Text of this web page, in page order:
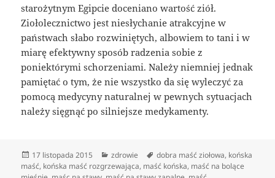
starożytnym Egipcie doceniano wartość ziół.
Ziołolecznictwo jest niesłychanie atrakcyjne w
państwach słabo rozwiniętych, albowiem to tani i w
miarę efektywny sposób radzenia sobie z
poniektórymi schorzeniami. Należy niemniej jednak
pamiętać o tym, że nie wszystko da się wyleczyć za
pomocą medycyny naturalnej w pewnych sytuacjach
należy sięgnąć po silniejsze medykamenty.
Data
publikacji
17 listopada 2015 Kategorie
zdrowie Tagi
dobra maść ziołowa, końska
maść, końska maść rozgrzewająca, maść końska, maść na bolące